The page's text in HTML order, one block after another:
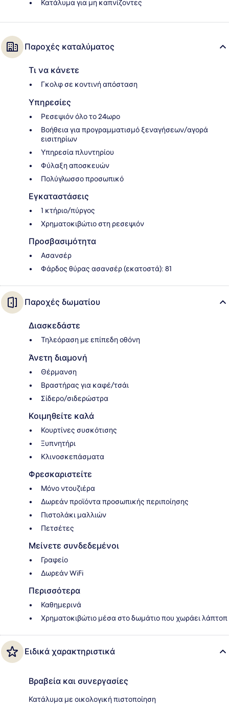
Κατάλυμα για μη καπνίζοντες
Παροχές καταλύματος
Τι να κάνετε
Γκολφ σε κοντινή απόσταση
Υπηρεσίες
Ρεσεψιόν όλο το 24ωρο
Βοήθεια για προγραμματισμό ξεναγήσεων/αγορά
εισιτηρίων
Υπηρεσία πλυντηρίου
Φύλαξη αποσκευών
Πολύγλωσσο προσωπικό
Εγκαταστάσεις
1 κτήριο/πύργος
Χρηματοκιβώτιο στη ρεσεψιόν
Προσβασιμότητα
Ασανσέρ
Φάρδος θύρας ασανσέρ (εκατοστά): 81
Παροχές δωματίου
Διασκεδάστε
Τηλεόραση με επίπεδη οθόνη
Άνετη διαμονή
Θέρμανση
Βραστήρας για καφέ/τσάι
Σίδερο/σιδερώστρα
Κοιμηθείτε καλά
Κουρτίνες συσκότισης
Ξυπνητήρι
Κλινοσκεπάσματα
Φρεσκαριστείτε
Μόνο ντουζιέρα
Δωρεάν προϊόντα προσωπικής περιποίησης
Πιστολάκι μαλλιών
Πετσέτες
Μείνετε συνδεδεμένοι
Γραφείο
Δωρεάν WiFi
Περισσότερα
Καθημερινά
Χρηματοκιβώτιο μέσα στο δωμάτιο που χωράει λάπτοπ
Ειδικά χαρακτηριστικά
Βραβεία και συνεργασίες
Κατάλυμα με οικολογική πιστοποίηση